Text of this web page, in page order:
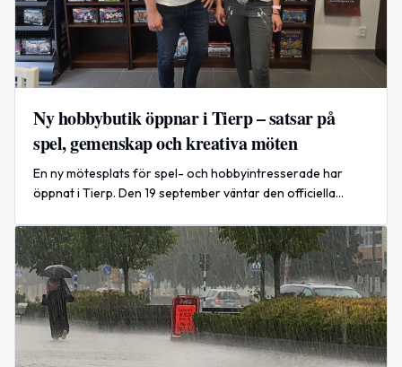
Ny hobbybutik öppnar i Tierp – satsar på
spel, gemenskap och kreativa möten
En ny mötesplats för spel- och hobbyintresserade har
öppnat i Tierp. Den 19 september väntar den officiella